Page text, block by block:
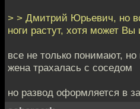
> > Дмитрий Юрьевич, но
ноги растут, хотя может Вы
все не только понимают,
жена трахалась с соседом
но развод оформляется в